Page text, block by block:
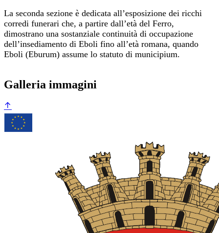
La seconda sezione è dedicata all’esposizione dei ricchi
corredi funerari che, a partire dall’età del Ferro,
dimostrano una sostanziale continuità di occupazione
dell’insediamento di Eboli fino all’età romana, quando
Eboli (Eburum) assume lo statuto di municipium.
Galleria immagini